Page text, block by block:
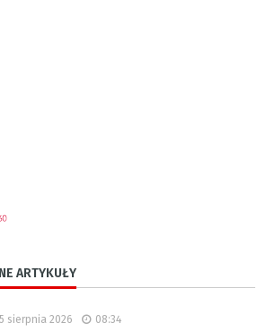
ARTYKUŁY
5 sierpnia 2026 08:34